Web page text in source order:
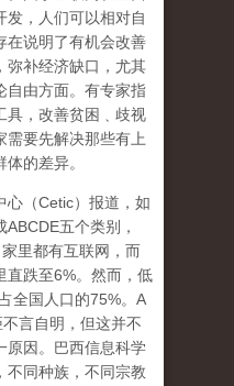
发，人们可以相对自
在说明了有机会改善
弥补经济缺口，尤其
自由方面。有专家指
具，改善贫困﹑歧视
需要先解决那些有上
的差异。
心（Cetic）报道，如
五个类别，
里都有互联网，而
直跌至6%。然而，低
全国人口的75%。A
言自明，但这并不
原因。巴西信息科学
不同种族，不同宗教